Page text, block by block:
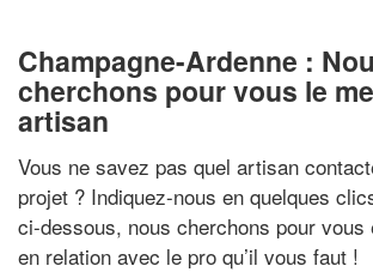
Champagne-Ardenne :
cherchons pour vous le
artisan
Vous ne savez pas quel artisan
projet ? Indiquez-nous en quelques
ci-dessous, nous cherchons pour vous
en relation avec le pro qu’il vous faut !